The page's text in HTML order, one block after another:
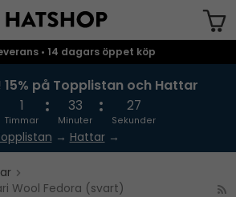
• 14 dagars öppet köp
15% på Topplistan och Hattar
1
Timmar
33
Minuter
26
Sekunder
→ Hattar→
Wool Fedora (svart)